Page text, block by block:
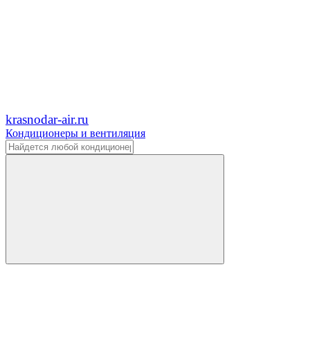
krasnodar-air.ru
Кондиционеры и вентиляция